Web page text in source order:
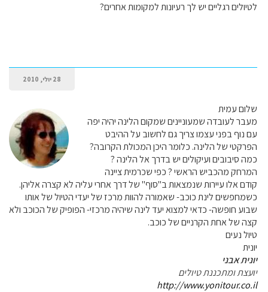
לטיולים רגליים יש לך רעיונות למקומות אחרים?
28 יולי, 2010
שלום עמית
מעבר לעובדה שמעוניינים שמקום הלינה יהיה יפה
עם נוף בפני עצמו צריך גם לחשוב על ההיבט
הפרקטי של הלינה. כלומר היכן המכולת הקרובה?
כמה סיבובים ועיקולים יש בדרך אל הלינה ?
המרחק מהכביש הראשי ? כפי שכרמית ציינה
קודם אלו עיירות שנמצאות ב"סוף" של דרך אחרי עליה לא קצרה אליהן.
כשמחפשים לינת כוכב- שאמורה להוות מרכז של יעדי הטיול של אותו
שבוע חופשה- כדאי למצוא יעד לינה שיהיה מרכזי- הפופיק של הכוכב ולא
קצה של אחת הקרניים של כוכב.
טיול נעים
יונית
יונית אבני
יועצת ומתכננת טיולים
http://www.yonitour.co.il